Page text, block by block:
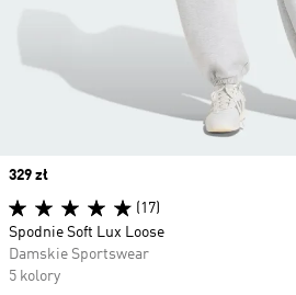
Price
329 zł
(17)
Spodnie Soft Lux Loose
Damskie Sportswear
5 kolory